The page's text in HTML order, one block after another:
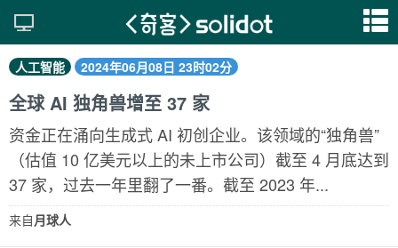
人工智能 2024年06月08日 23时02分
全球 AI 独角兽增至 37 家
资金正在涌向生成式 AI 初创企业。该领域的“独角兽”
（估值 10 亿美元以上的未上市公司）截至 4 月底达到
37 家，过去一年里翻了一番。截至 2023 年...
来自月球人